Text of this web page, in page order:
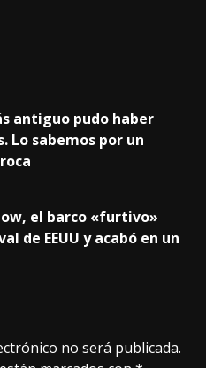
antiguo pudo haber
Lo sabemos por un
el barco «furtivo»
de EEUU y acabó en un
no será publicada.